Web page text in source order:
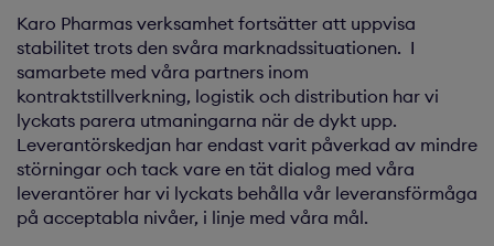
Karo Pharmas verksamhet fortsätter att uppvisa
stabilitet trots den svåra marknadssituationen. I
samarbete med våra partners inom
kontraktstillverkning, logistik och distribution har vi
lyckats parera utmaningarna när de dykt upp.
Leverantörskedjan har endast varit påverkad av mindre
störningar och tack vare en tät dialog med våra
leverantörer har vi lyckats behålla vår leveransförmåga
på acceptabla nivåer, i linje med våra mål.